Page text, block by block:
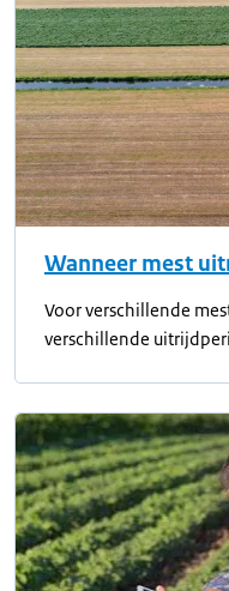
Wanneer mest
Voor verschillende
verschillende